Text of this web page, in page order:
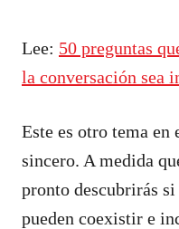
Lee: 50 preguntas
la conversación sea
Este es otro tema en
sincero. A medida
pronto descubrirás
pueden coexistir e